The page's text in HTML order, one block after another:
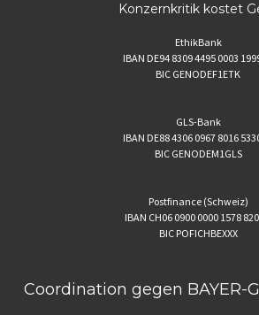
Konzernkritik kostet
EthikBank
IBAN DE94 8309 4495 0003
BIC GENODEF1ETK
GLS-Bank
IBAN DE88 4306 0967 8016
BIC GENODEM1GLS
Postfinance (Schweiz)
IBAN CH06 0900 0000 1578
BIC POFICHBEXXX
Coordination gegen BAYER-